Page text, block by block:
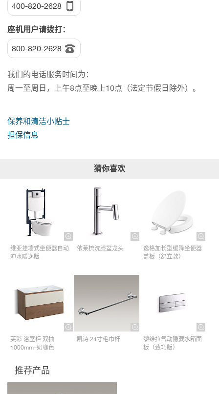
400-820-2628
座机用户请拨打：
800-820-2628
我们的电话服务时间为：
周一至周日，上午8点至晚上10点（法定节假日除外）。
保养和清洁小贴士
担保信息
猜你喜欢
维亚挂墙式坐便器自动
冲水暖逸版
依莱梳洗脸盆龙头
逸格加长型缓降坐便器
盖板（舒立款）
芙彩 浴室柜 双抽
1000mm–奶咖色
凯诗 24寸毛巾杆​
黎维拉气动隐藏水箱面
板（致巧版）
推荐产品